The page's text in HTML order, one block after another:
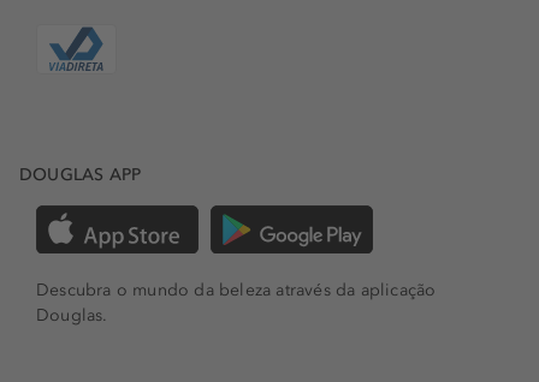
DOUGLAS APP
Descubra o mundo da beleza através da aplicação
Douglas.